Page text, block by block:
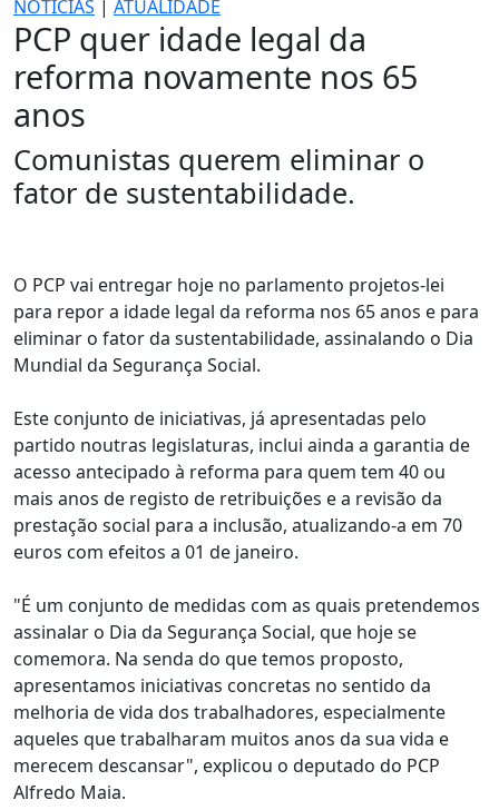
NOTÍCIAS | ATUALIDADE
PCP quer idade legal da
reforma novamente nos 65
anos
Comunistas querem eliminar o
fator de sustentabilidade.
O PCP vai entregar hoje no parlamento projetos-lei
para repor a idade legal da reforma nos 65 anos e para
eliminar o fator da sustentabilidade, assinalando o Dia
Mundial da Segurança Social.
Este conjunto de iniciativas, já apresentadas pelo
partido noutras legislaturas, inclui ainda a garantia de
acesso antecipado à reforma para quem tem 40 ou
mais anos de registo de retribuições e a revisão da
prestação social para a inclusão, atualizando-a em 70
euros com efeitos a 01 de janeiro.
"É um conjunto de medidas com as quais pretendemos
assinalar o Dia da Segurança Social, que hoje se
comemora. Na senda do que temos proposto,
apresentamos iniciativas concretas no sentido da
melhoria de vida dos trabalhadores, especialmente
aqueles que trabalharam muitos anos da sua vida e
merecem descansar", explicou o deputado do PCP
Alfredo Maia.